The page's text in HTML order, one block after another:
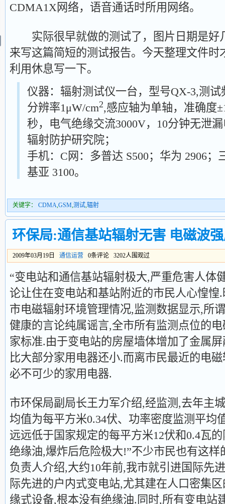
CDMA1X网络，语音通话时所用网络。
实际很早就做的测试了，图片日期是好
来写这篇简短的测试报告。今天整理文件时
利用休息写一下。
仪器：辐射测试仪一台，型号QX-3,测试
分辨率1μW/cm2,感应轴为单轴，准确度
秒，电气绝缘交流3000V，10分钟无泄
辐射防护研究院；
手机：C网：多普达 S500；华为 2906；
基亚 3100。
关键字： CDMA,GSM,测试,辐射
环保局:通信基站辐射无害 电磁波
2009年03月19日 通信运营 0条评论 3202人围观过
“变电站和通信基站辐射极大,严重危害人体
论让住在变电站和基站附近的市民人心惶惶
市电磁辐射环境管理情况,监测数据显示,所
健康的言论纯属谣言,全市所有监测点位的
家标准.由于变电站的房屋墙体增加了金属
比大部分家用电器还小.而离市民最近的电
必不可少的家用电器.
市环保局副局长王力军介绍,经监测,去年主
均值为每平方米0.34伏、功率密度监测平均
远远低于国家规定的每平方米12伏和0.4瓦
绝缘油,爆炸后危险极大!”不少市民也有这
负责人介绍,大约10年前,我市就引进国际先
际先进的户内式变电站,尤其建在人口密集
缘式设备,根本没有绝缘油.同时,所有变电站